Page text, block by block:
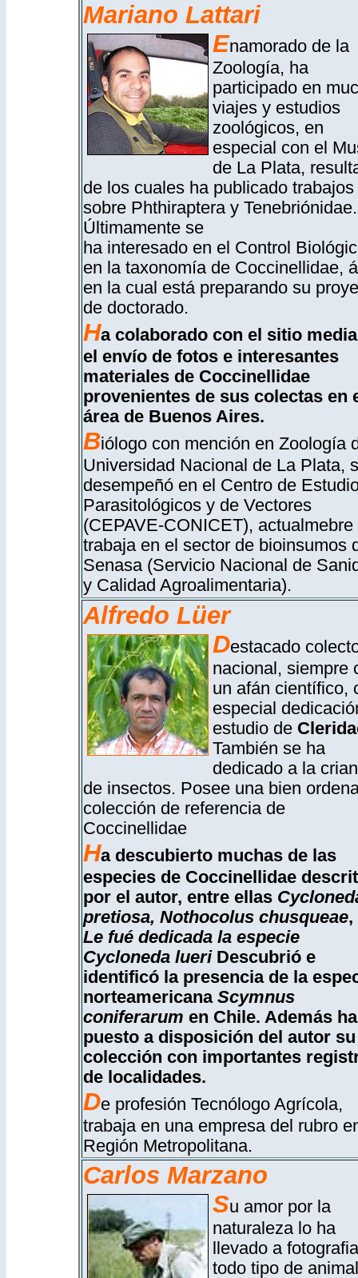
Mariano Lattari
Enamorado de la
Zoología, ha
participado en
viajes y estudios
zoológicos, en
especial con el
de La Plata,
de los cuales ha publicado trabajos
sobre Phthiraptera y Tenebriónidae.
Últimamente se
ha interesado en el Control
en la taxonomía de Coccinellidae,
en la cual está preparando su
de doctorado.
Ha colaborado con el sitio
el envío de fotos e interesantes
materiales de Coccinellidae
provenientes de sus colectas en
área de Buenos Aires.
Biólogo con mención en Zoología
Universidad Nacional de La Plata,
desempeñó en el Centro de
Parasitológicos y de Vectores
(CEPAVE-CONICET), actualmebre
trabaja en el sector de bioinsumos
Senasa (Servicio Nacional de
y Calidad Agroalimentaria).
Alfredo Lüer
Destacado
nacional, siempre
un afán científico,
especial
estudio de
También se ha
dedicado a la
de insectos. Posee una bien
colección de referencia de
Coccinellidae
Ha descubierto muchas de las
especies de Coccinellidae
por el autor, entre ellas
pretiosa, Nothocolus chusqueae,
Le fué dedicada la especie
Cycloneda lueri Descubrió e
identificó la presencia de la
norteamericana Scymnus
coniferarum en Chile. Además ha
puesto a disposición del autor su
colección con importantes
de localidades.
De profesión Tecnólogo Agrícola,
trabaja en una empresa del rubro
Región Metropolitana.
Carlos Marzano
Su amor por la
naturaleza lo ha
llevado a
todo tipo de